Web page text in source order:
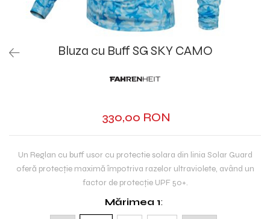
Bluza cu Buff SG SKY CAMO
330,00 RON
Un Reglan cu buff usor cu protectie solara din linia Solar Guard
oferă protecție maximă împotriva razelor ultraviolete, având un
factor de protecție UPF 50+.
Mărimea 1: